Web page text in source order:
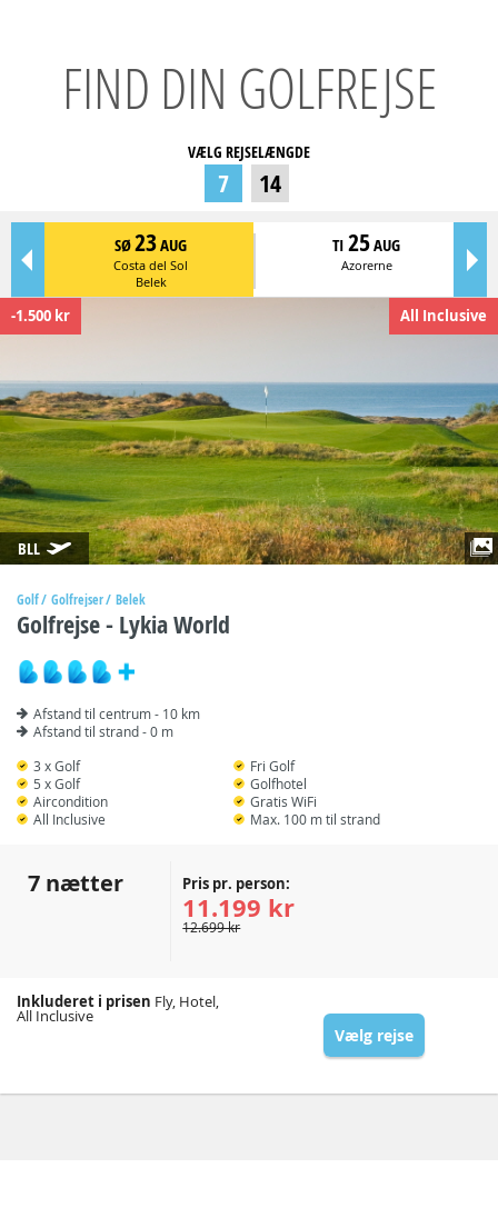
FIND DIN GOLFREJSE
VÆLG REJSELÆNGDE
7 14
SØ23AUG
Costa del Sol
Belek
TI25AUG
Azorerne
-1.500 kr All Inclusive
BLL
Golf Golfrejser Belek
Golfrejse - Lykia World
Afstand til centrum - 10 km
Afstand til strand - 0 m
3 x Golf
5 x Golf
Aircondition
All Inclusive
Fri Golf
Golfhotel
Gratis WiFi
Max. 100 m til strand
7 nætter Pris pr. person:
11.199 kr
12.699 kr
Inkluderet i prisen Fly, Hotel,
All Inclusive
Vælg rejse